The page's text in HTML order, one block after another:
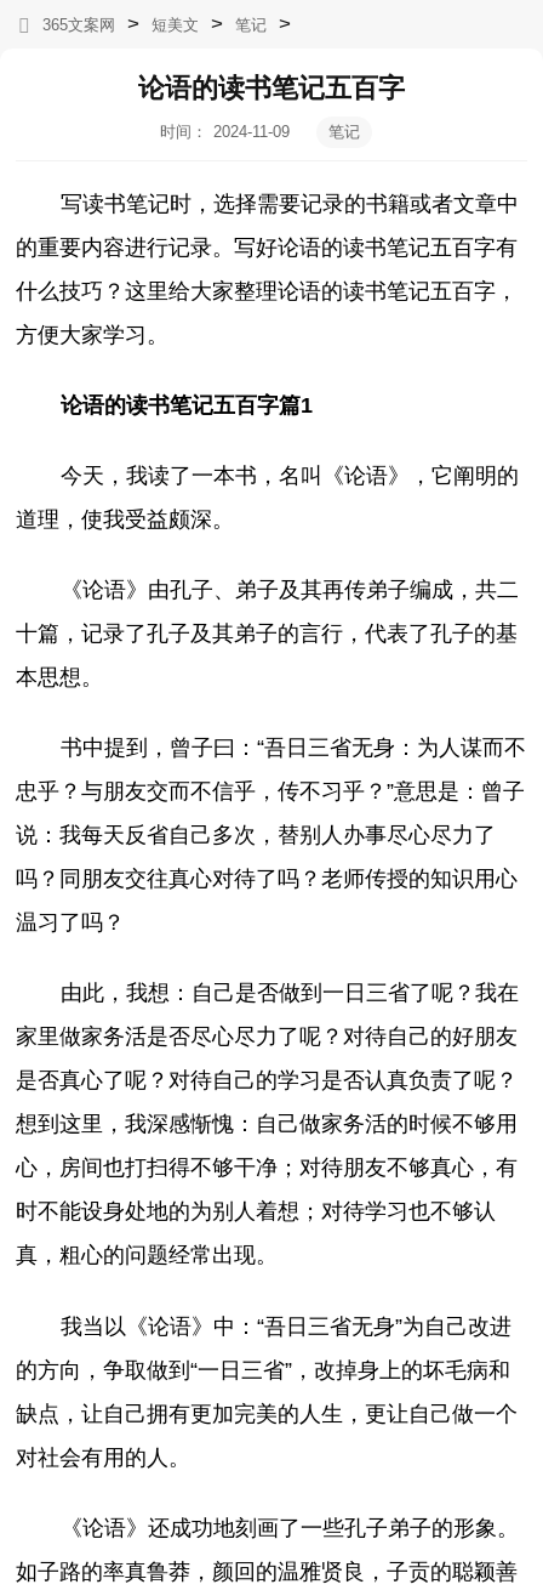
365文案网 > 短美文 > 笔记 >
论语的读书笔记五百字
时间：
2024-11-09
笔记
写读书笔记时，选择需要记录的书籍或者文章中
的重要内容进行记录。写好论语的读书笔记五百字有
什么技巧？这里给大家整理论语的读书笔记五百字，
方便大家学习。
论语的读书笔记五百字篇1
今天，我读了一本书，名叫《论语》，它阐明的
道理，使我受益颇深。
《论语》由孔子、弟子及其再传弟子编成，共二
十篇，记录了孔子及其弟子的言行，代表了孔子的基
本思想。
书中提到，曾子曰：“吾日三省无身：为人谋而不
忠乎？与朋友交而不信乎，传不习乎？”意思是：曾子
说：我每天反省自己多次，替别人办事尽心尽力了
吗？同朋友交往真心对待了吗？老师传授的知识用心
温习了吗？
由此，我想：自己是否做到一日三省了呢？我在
家里做家务活是否尽心尽力了呢？对待自己的好朋友
是否真心了呢？对待自己的学习是否认真负责了呢？
想到这里，我深感惭愧：自己做家务活的时候不够用
心，房间也打扫得不够干净；对待朋友不够真心，有
时不能设身处地的为别人着想；对待学习也不够认
真，粗心的问题经常出现。
我当以《论语》中：“吾日三省无身”为自己改进
的方向，争取做到“一日三省”，改掉身上的坏毛病和
缺点，让自己拥有更加完美的人生，更让自己做一个
对社会有用的人。
《论语》还成功地刻画了一些孔子弟子的形象。
如子路的率真鲁莽，颜回的温雅贤良，子贡的聪颖善